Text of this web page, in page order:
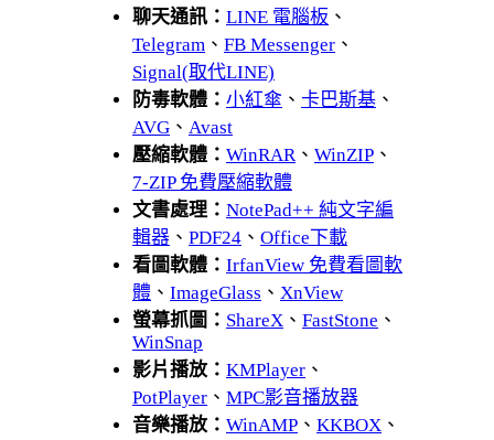
聊天通訊： LINE 電腦板 、
Telegram 、 FB Messenger 、
Signal(取代LINE)
防毒軟體： 小紅傘 、 卡巴斯基 、
AVG 、 Avast
壓縮軟體： WinRAR、 WinZIP 、
7-ZIP 免費壓縮軟體
文書處理： NotePad++ 純文字編
輯器 、 PDF24 、 Office下載
看圖軟體： IrfanView 免費看圖軟
體 、 ImageGlass 、 XnView
螢幕抓圖： ShareX 、 FastStone 、
WinSnap
影片播放： KMPlayer 、
PotPlayer 、 MPC影音播放器
音樂播放： WinAMP 、 KKBOX 、